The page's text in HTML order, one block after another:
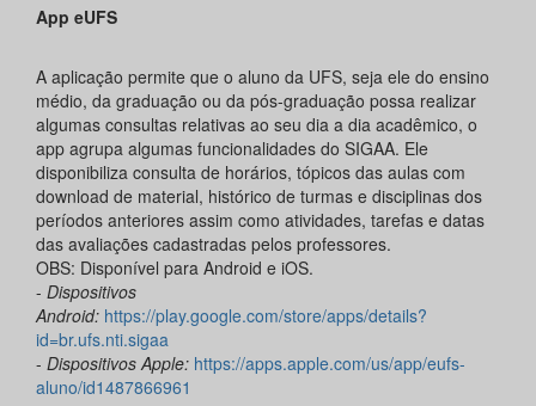
App eUFS
A aplicação permite que o aluno da UFS, seja ele do ensino
médio, da graduação ou da pós-graduação possa realizar
algumas consultas relativas ao seu dia a dia acadêmico, o
app agrupa algumas funcionalidades do SIGAA. Ele
disponibiliza consulta de horários, tópicos das aulas com
download de material, histórico de turmas e disciplinas dos
períodos anteriores assim como atividades, tarefas e datas
das avaliações cadastradas pelos professores.
OBS: Disponível para Android e iOS.
- Dispositivos
Android: https://play.google.com/store/apps/details?
id=br.ufs.nti.sigaa
- Dispositivos Apple: https://apps.apple.com/us/app/eufs-
aluno/id1487866961